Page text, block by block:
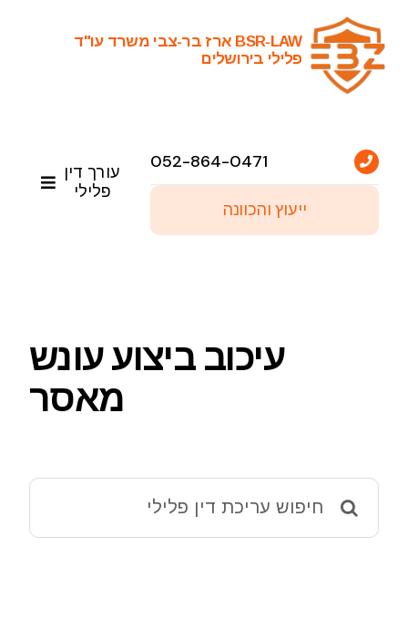
content
BSR-LAW ארז בר-צבי משרד עו"ד
פלילי בירושלים
עורך דין
פלילי
פסקי דין נבחרים
052-864-0471
ייעוץ והכוונה
עיכוב ביצוע עונש
מאסר
for: